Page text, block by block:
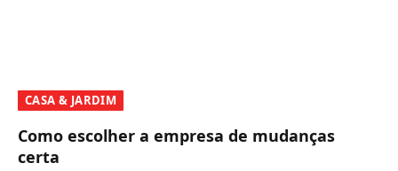
CASA & JARDIM
Como escolher a empresa de mudanças
certa